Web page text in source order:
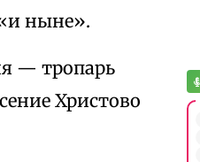
ныне».
— тропарь
Христово